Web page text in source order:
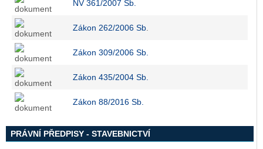
NV 361/2007 Sb.
Zákon 262/2006 Sb
Zákon 309/2006 Sb.
Zákon 435/2004 Sb.
Zákon 88/2016 Sb.
PRÁVNÍ PŘEDPISY - STAVEBNICTVÍ